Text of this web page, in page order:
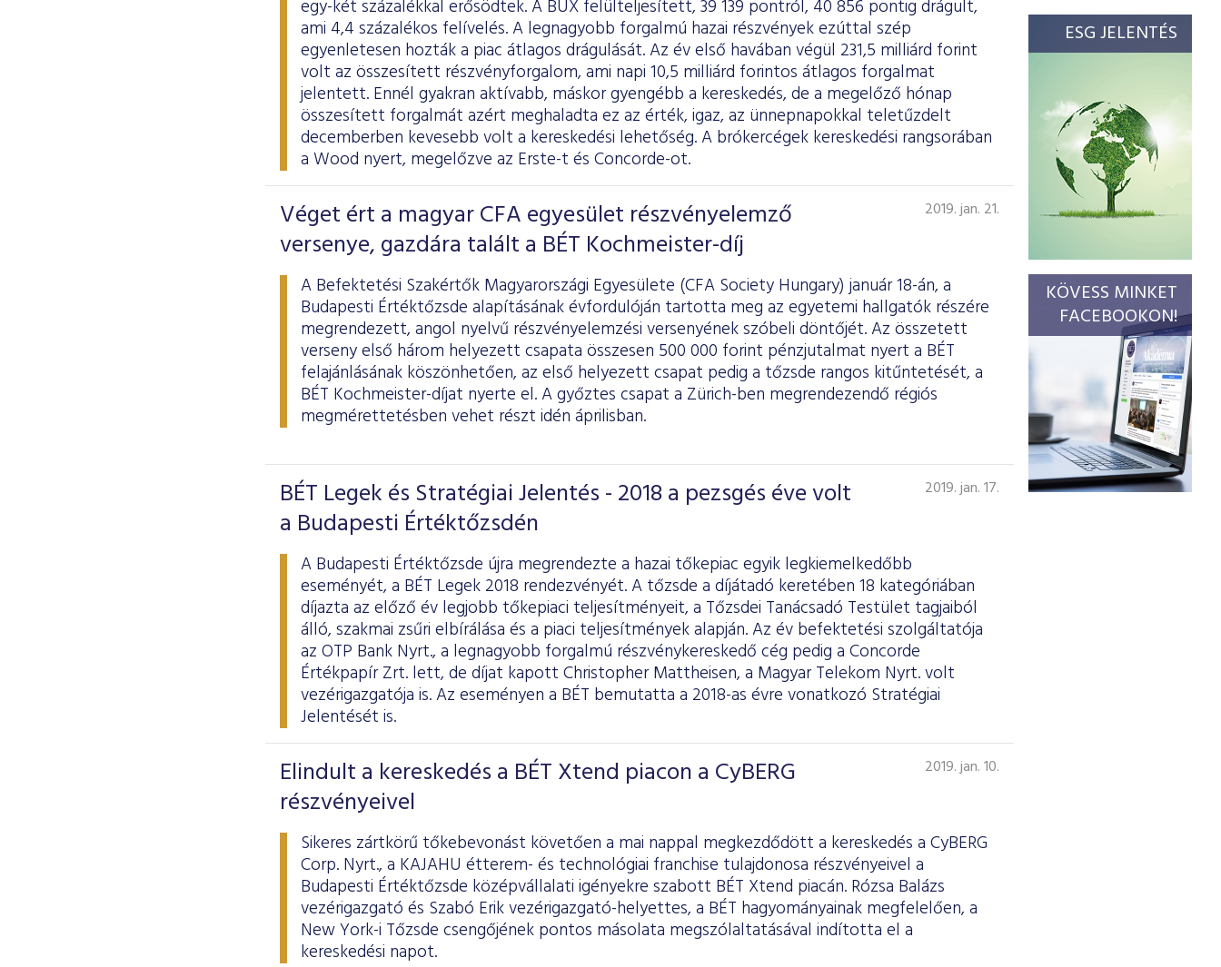
egy-két százalékkal erősödtek. A BUX felülteljesített, 39 139 pontról, 40 856 pontig drágult,
ami 4,4 százalékos felívelés. A legnagyobb forgalmú hazai részvények ezúttal szép
egyenletesen hozták a piac átlagos drágulását. Az év első havában végül 231,5 milliárd forint
volt az összesített részvényforgalom, ami napi 10,5 milliárd forintos átlagos forgalmat
jelentett. Ennél gyakran aktívabb, máskor gyengébb a kereskedés, de a megelőző hónap
összesített forgalmát azért meghaladta ez az érték, igaz, az ünnepnapokkal teletűzdelt
decemberben kevesebb volt a kereskedési lehetőség. A brókercégek kereskedési rangsorában
a Wood nyert, megelőzve az Erste-t és Concorde-ot.
Véget ért a magyar CFA egyesület részvényelemző
versenye, gazdára talált a BÉT Kochmeister-díj
2019. jan. 21.
A Befektetési Szakértők Magyarországi Egyesülete (CFA Society Hungary) január 18-án, a
Budapesti Értéktőzsde alapításának évfordulóján tartotta meg az egyetemi hallgatók részére
megrendezett, angol nyelvű részvényelemzési versenyének szóbeli döntőjét. Az összetett
verseny első három helyezett csapata összesen 500 000 forint pénzjutalmat nyert a BÉT
felajánlásának köszönhetően, az első helyezett csapat pedig a tőzsde rangos kitűntetését, a
BÉT Kochmeister-díjat nyerte el. A győztes csapat a Zürich-ben megrendezendő régiós
megmérettetésben vehet részt idén áprilisban.
BÉT Legek és Stratégiai Jelentés - 2018 a pezsgés éve volt
a Budapesti Értéktőzsdén
2019. jan. 17.
A Budapesti Értéktőzsde újra megrendezte a hazai tőkepiac egyik legkiemelkedőbb
eseményét, a BÉT Legek 2018 rendezvényét. A tőzsde a díjátadó keretében 18 kategóriában
díjazta az előző év legjobb tőkepiaci teljesítményeit, a Tőzsdei Tanácsadó Testület tagjaiból
álló, szakmai zsűri elbírálása és a piaci teljesítmények alapján. Az év befektetési szolgáltatója
az OTP Bank Nyrt., a legnagyobb forgalmú részvénykereskedő cég pedig a Concorde
Értékpapír Zrt. lett, de díjat kapott Christopher Mattheisen, a Magyar Telekom Nyrt. volt
vezérigazgatója is. Az eseményen a BÉT bemutatta a 2018-as évre vonatkozó Stratégiai
Jelentését is.
Elindult a kereskedés a BÉT Xtend piacon a CyBERG
részvényeivel
2019. jan. 10.
Sikeres zártkörű tőkebevonást követően a mai nappal megkezdődött a kereskedés a CyBERG
Corp. Nyrt., a KAJAHU étterem- és technológiai franchise tulajdonosa részvényeivel a
Budapesti Értéktőzsde középvállalati igényekre szabott BÉT Xtend piacán. Rózsa Balázs
vezérigazgató és Szabó Erik vezérigazgató-helyettes, a BÉT hagyományainak megfelelően, a
New York-i Tőzsde csengőjének pontos másolata megszólaltatásával indította el a
kereskedési napot.
ESG JELENTÉS
KÖVESS MINKET
FACEBOOKON!